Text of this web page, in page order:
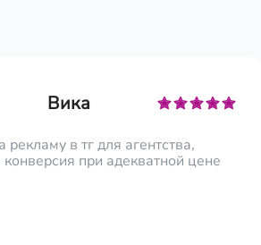
Вика
рекламу в тг для агентства,
при адекватной цене